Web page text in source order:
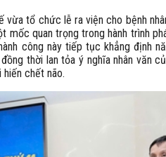
vừa tổ chức lễ ra viện cho bệnh
mốc quan trọng trong hành trình
công này tiếp tục khẳng định
thời lan tỏa ý nghĩa nhân văn
chết não.